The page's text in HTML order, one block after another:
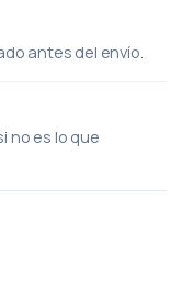
antes del envío.
no es lo que